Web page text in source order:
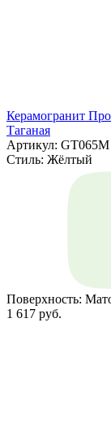
Керамогранит
Таганая
Артикул: GT065M
Стиль: Жёлтый
Поверхность:
1 617 руб.